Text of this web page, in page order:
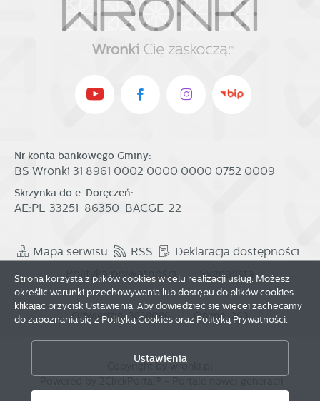
Nr konta bankowego Gminy:
BS Wronki 31 8961 0002 0000 0000 0752 0009
Skrzynka do e-Doręczeń:
AE:PL-33251-86350-BACGE-22
Mapa serwisu RSS
Deklaracja dostępności
Polityka prywatności
Sygnalista
Odwiedzin: 3838086 Online: 263
Strona korzysta z plików cookies w celu realizacji usług. Możesz
określić warunki przechowywania lub dostępu do plików cookies
klikając przycisk Ustawienia. Aby dowiedzieć się więcej zachęcamy
do zapoznania się z Polityką Cookies oraz Polityką Prywatności.
Ustawienia
Zapisz wybrane